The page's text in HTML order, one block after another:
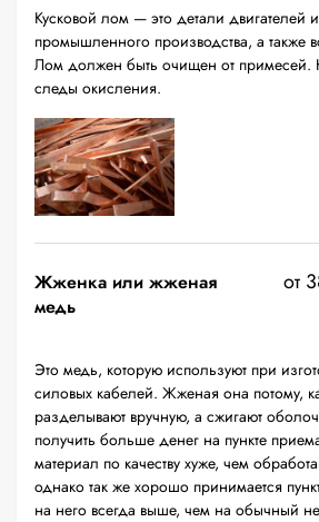
Кусковой лом — это детали двигателей
промышленного производства, а также
Лом должен быть очищен от примесей.
следы окисления.
Жженка или жженая
медь
от
Это медь, которую используют при
силовых кабелей. Жженая она потому,
разделывают вручную, а сжигают
получить больше денег на пункте
материал по качеству хуже, чем
однако так же хорошо принимается
на него всегда выше, чем на обычный